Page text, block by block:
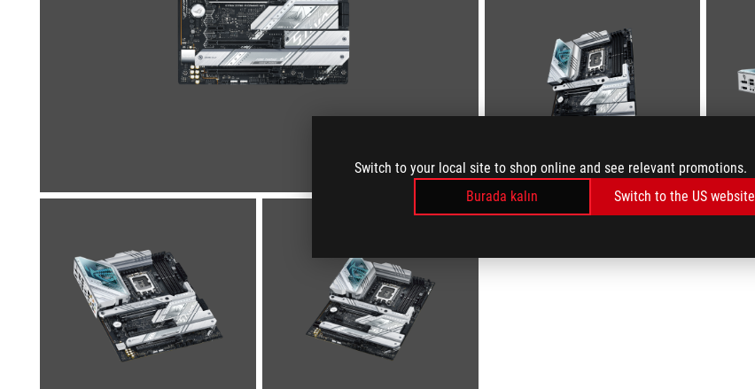
Switch to your local site to shop online and see relevant promotions.
Burada kalın
Switch to the US website